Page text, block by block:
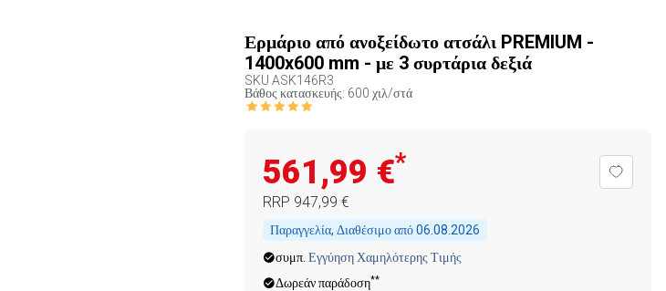
Ερμάριο από ανοξείδωτο ατσάλι PREMIUM -
1400x600 mm - με 3 συρτάρια δεξιά
SKU ASK146R3
Βάθος κατασκευής: 600 χιλ/στά
561,99 €*
RRP 947,99 €
Παραγγελία, Διαθέσιμο από06.08.2026
συμπ. Εγγύηση Χαμηλότερης Τιμής
Δωρεάν παράδοση**